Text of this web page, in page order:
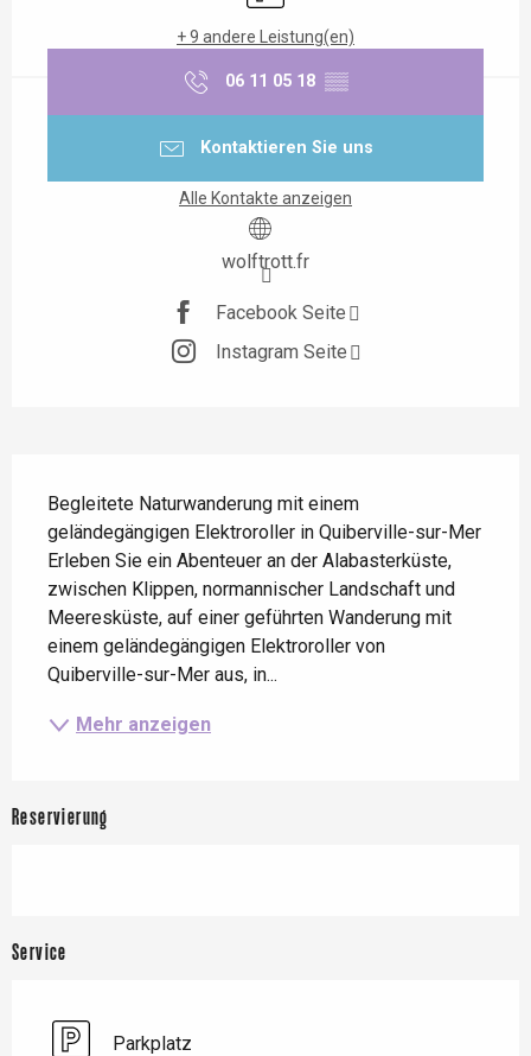
+ 9 andere Leistung(en)
06 11 05 18 ▒▒
Kontaktieren Sie uns
Alle Kontakte anzeigen
wolftrott.fr
Facebook Seite
Instagram Seite
Begleitete Naturwanderung mit einem
geländegängigen Elektroroller in Quiberville-sur-Mer
Erleben Sie ein Abenteuer an der Alabasterküste,
zwischen Klippen, normannischer Landschaft und
Meeresküste, auf einer geführten Wanderung mit
einem geländegängigen Elektroroller von
Quiberville-sur-Mer aus, in...
Mehr anzeigen
Reservierung
Service
Parkplatz